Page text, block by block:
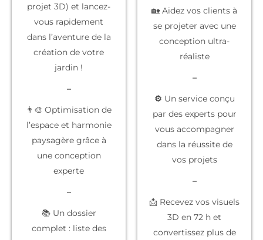
projet 3D) et lancez-
vous rapidement
dans l’aventure de la
création de votre
jardin !
–
👨‍🎨 Optimisation de
l’espace et harmonie
paysagère grâce à
une conception
experte
–
📚 Un dossier
complet : liste des
🏡 Aidez vos clients à
se projeter avec une
conception ultra-
réaliste
–
⚙️ Un service conçu
par des expertspour
vous accompagner
dans la réussite de
vos projets
–
📩 Recevez vos visuels
3D en 72 h et
convertissez plus de